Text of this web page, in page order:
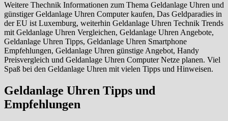
Weitere Thechnik Informationen zum Thema Geldanlage Uhren und
günstiger Geldanlage Uhren Computer kaufen, Das Geldparadies in
der EU ist Luxemburg, weiterhin Geldanlage Uhren Technik Trends
mit Geldanlage Uhren Vergleichen, Geldanlage Uhren Angebote,
Geldanlage Uhren Tipps, Geldanlage Uhren Smartphone
Empfehlungen, Geldanlage Uhren günstige Angebot, Handy
Preisvergleich und Geldanlage Uhren Computer Netze planen. Viel
Spaß bei den Geldanlage Uhren mit vielen Tipps und Hinweisen.
Geldanlage Uhren Tipps und
Empfehlungen